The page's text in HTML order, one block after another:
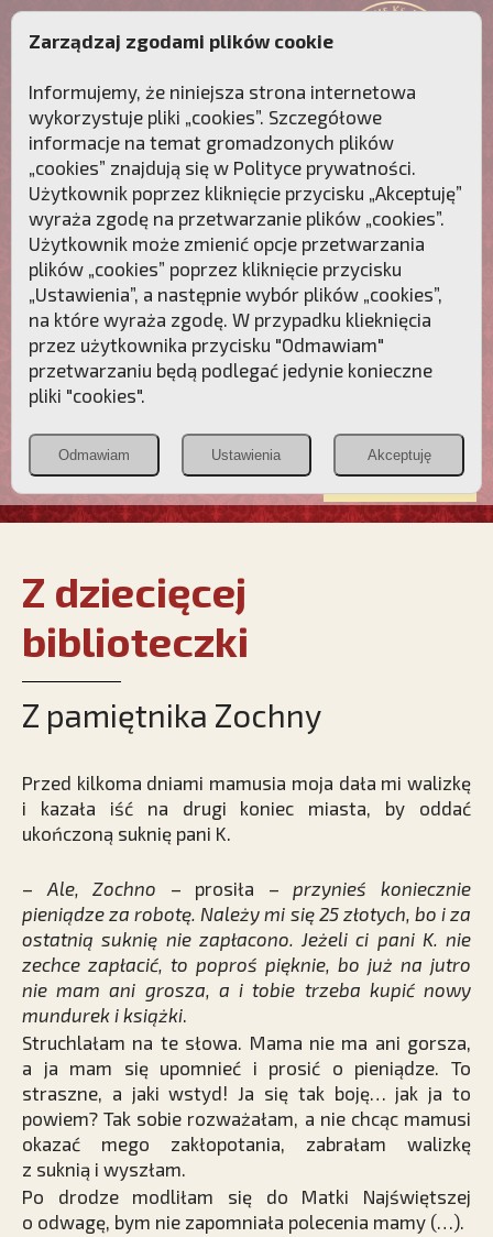
Przebudźmy sumienia Polaków!
Polonia
Christiana
PCh24.pl
Przymierze
POZNAJ APOSTOLAT FATIMY WESPRZYJ
NAS
Z dziecięcej
biblioteczki
Z pamiętnika Zochny
Przed kilkoma dniami mamusia moja dała mi walizkę
i kazała iść na drugi koniec miasta, by oddać
ukończoną suknię pani K.
– Ale, Zochno – prosiła –przynieś koniecznie
pieniądze za robotę. Należy mi się 25 złotych, bo i za
ostatnią suknię nie zapłacono. Jeżeli ci pani K. nie
zechce zapłacić, to poproś pięknie, bo już na jutro
nie mam ani grosza, a i tobie trzeba kupić nowy
mundurek i książki.
Struchlałam na te słowa. Mama nie ma ani gorsza,
a ja mam się upomnieć i prosić o pieniądze. To
straszne, a jaki wstyd! Ja się tak boję… jak ja to
powiem? Tak sobie rozważałam, a nie chcąc mamusi
okazać mego zakłopotania, zabrałam walizkę
z suknią i wyszłam.
Po drodze modliłam się do Matki Najświętszej
o odwagę, bym nie zapomniała polecenia mamy (…).
Zarządzaj zgodami plików cookie
Informujemy, że niniejsza strona internetowa
wykorzystuje pliki „cookies”. Szczegółowe
informacje na temat gromadzonych plików
„cookies” znajdują się w Polityce prywatności.
Użytkownik poprzez kliknięcie przycisku „Akceptuję”
wyraża zgodę na przetwarzanie plików „cookies”.
Użytkownik może zmienić opcje przetwarzania
plików „cookies” poprzez kliknięcie przycisku
„Ustawienia”, a następnie wybór plików „cookies”,
na które wyraża zgodę. W przypadku klieknięcia
przez użytkownika przycisku "Odmawiam"
przetwarzaniu będą podlegać jedynie konieczne
pliki "cookies".
Odmawiam Ustawienia Akceptuję